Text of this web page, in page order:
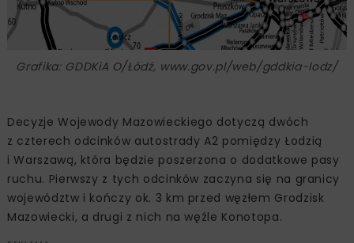
Grafika: GDDKiA O/Łódź, www.gov.pl/web/gddkia-lodz/
Decyzje Wojewody Mazowieckiego dotyczą dwóch
z czterech odcinków autostrady A2 pomiędzy Łodzią
i Warszawą, która będzie poszerzona o dodatkowe pasy
ruchu. Pierwszy z tych odcinków zaczyna się na granicy
województw i kończy ok. 3 km przed węzłem Grodzisk
Mazowiecki, a drugi z nich na węźle Konotopa.